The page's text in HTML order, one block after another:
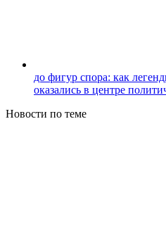
до фигур спора: как
оказались в центре
Новости по теме